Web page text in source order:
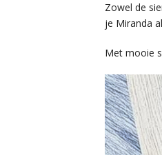
Zowel de
je Miranda
Met mooie